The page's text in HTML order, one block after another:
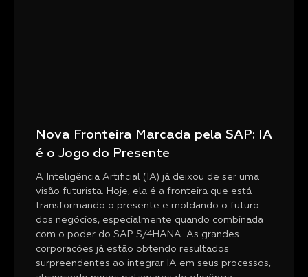
Nova Fronteira Marcada pela SAP: IA
é o Jogo do Presente
A Inteligência Artificial (IA) já deixou de ser uma
visão futurista. Hoje, ela é a fronteira que está
transformando o presente e moldando o futuro
dos negócios, especialmente quando combinada
com o poder do SAP S/4HANA. As grandes
corporações já estão obtendo resultados
surpreendentes ao integrar IA em seus processos,